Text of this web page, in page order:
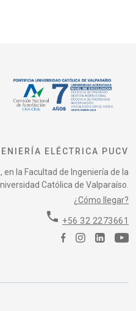
ELÉCTRICA PUCV
la Facultad de Ingeniería de la
Católica de Valparaíso.
¿Cómo llegar?
phone +56 32 2273661